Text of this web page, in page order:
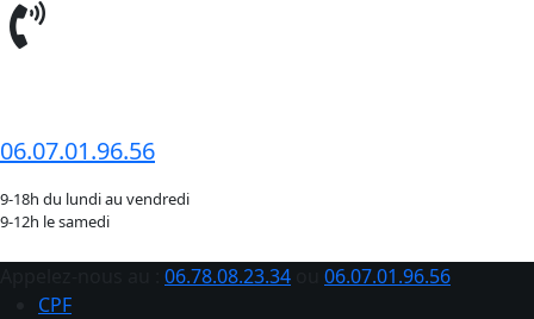
06.07.01.96.56
9-18h du lundi au vendredi
9-12h le samedi
06.78.08.23.34
06.07.01.96.56
CPF